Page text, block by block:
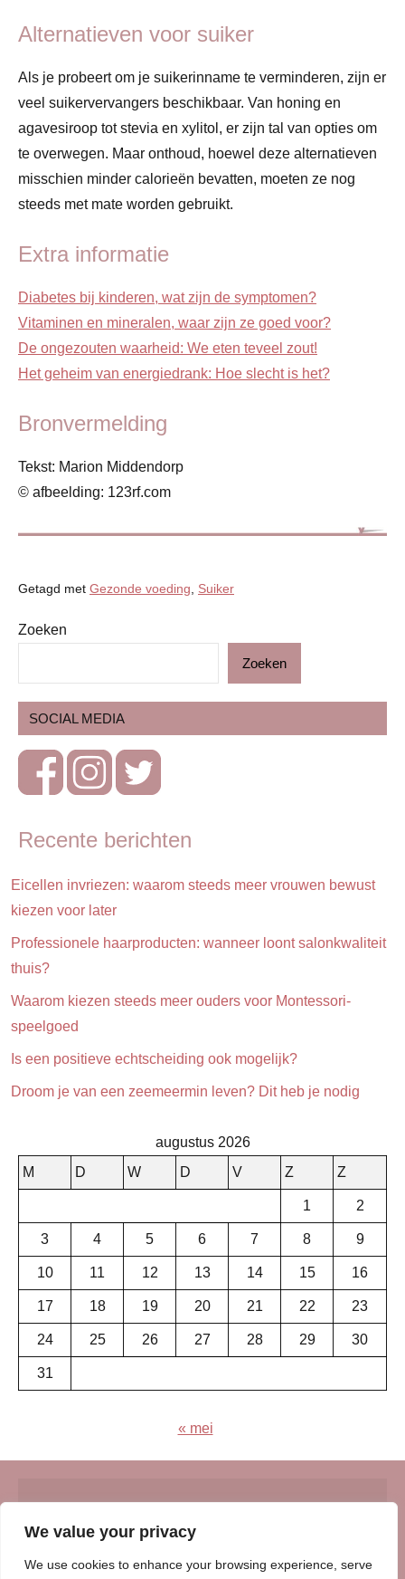
We value your privacy
We use cookies to enhance your browsing experience, serve
Alternatieven voor suiker
Als je probeert om je suikerinname te verminderen, zijn er
veel suikervervangers beschikbaar. Van honing en
agavesiroop tot stevia en xylitol, er zijn tal van opties om
te overwegen. Maar onthoud, hoewel deze alternatieven
misschien minder calorieën bevatten, moeten ze nog
steeds met mate worden gebruikt.
Extra informatie
Diabetes bij kinderen, wat zijn de symptomen?
Vitaminen en mineralen, waar zijn ze goed voor?
De ongezouten waarheid: We eten teveel zout!
Het geheim van energiedrank: Hoe slecht is het?
Bronvermelding
Tekst: Marion Middendorp
© afbeelding: 123rf.com
Getagd met Gezonde voeding Suiker
Blog
Gezondheid
Zoeken
Zoeken
SOCIAL MEDIA
Recente berichten
Eicellen invriezen: waarom steeds meer vrouwen bewust
kiezen voor later
Professionele haarproducten: wanneer loont salonkwaliteit
thuis?
Waarom kiezen steeds meer ouders voor Montessori-
speelgoed
Is een positieve echtscheiding ook mogelijk?
Droom je van een zeemeermin leven? Dit heb je nodig
augustus 2026
M
D W D V Z Z
1 2
3 4 5 6 7 8 9
10 11 12 13 14 15 16
17 18 19 20 21 22 23
24 25 26 27 28 29 30
31
« mei
© Insert Internetuitgeverij